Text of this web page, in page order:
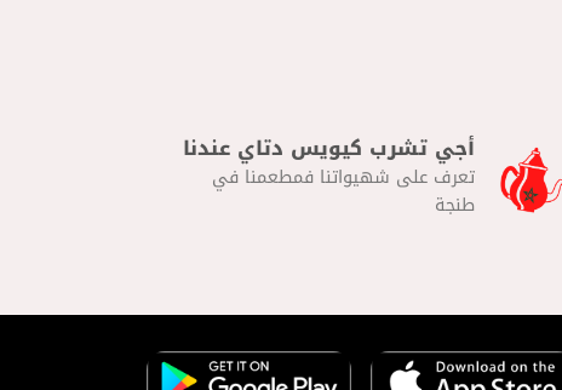
أجي تشرب كيويس دتاي عندنا
تعرف على شهيواتنا فمطعمنا في
طنجة